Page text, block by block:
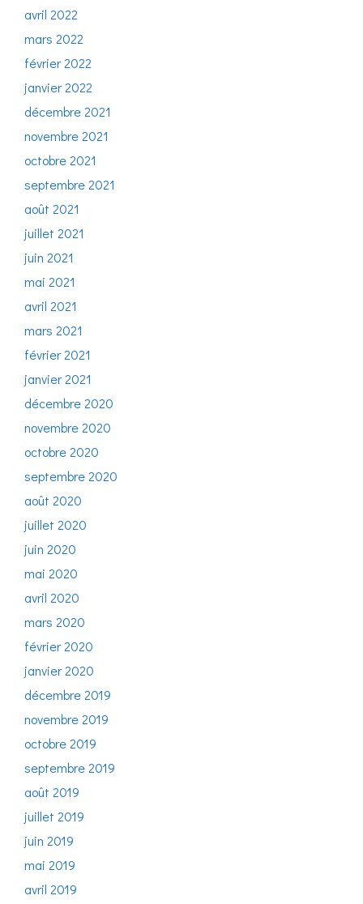
avril 2022
mars 2022
février 2022
janvier 2022
décembre 2021
novembre 2021
octobre 2021
septembre 2021
août 2021
juillet 2021
juin 2021
mai 2021
avril 2021
mars 2021
février 2021
janvier 2021
décembre 2020
novembre 2020
octobre 2020
septembre 2020
août 2020
juillet 2020
juin 2020
mai 2020
avril 2020
mars 2020
février 2020
janvier 2020
décembre 2019
novembre 2019
octobre 2019
septembre 2019
août 2019
juillet 2019
juin 2019
mai 2019
avril 2019